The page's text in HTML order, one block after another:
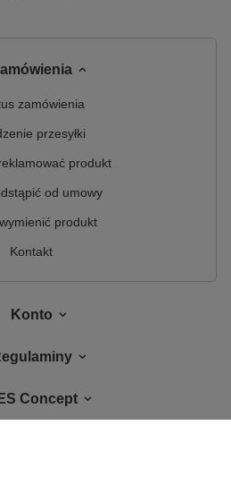
zamówienia
przesyłki
produkt
od umowy
produkt
Kontakt
Konto
Concept